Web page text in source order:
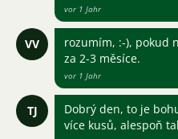
vor 1 Jahr
VV
rozumím, :-), pokud
za 2-3 měsíce.
vor 1 Jahr
TJ
Dobrý den, to je
více kusů, alespoň